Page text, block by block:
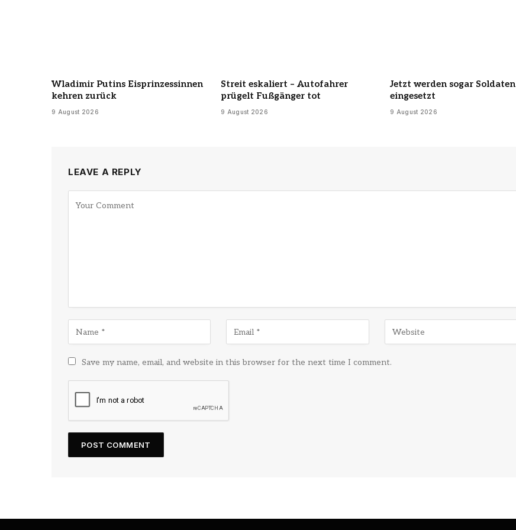
Wladimir Putins Eisprinzessinnen
kehren zurück
9 August 2026
Streit eskaliert – Autofahrer
prügelt Fußgänger tot
9 August 2026
Jetzt werden sogar Soldaten
eingesetzt
9 August 2026
LEAVE A REPLY
Save my name, email, and website in this browser for the next time I comment.